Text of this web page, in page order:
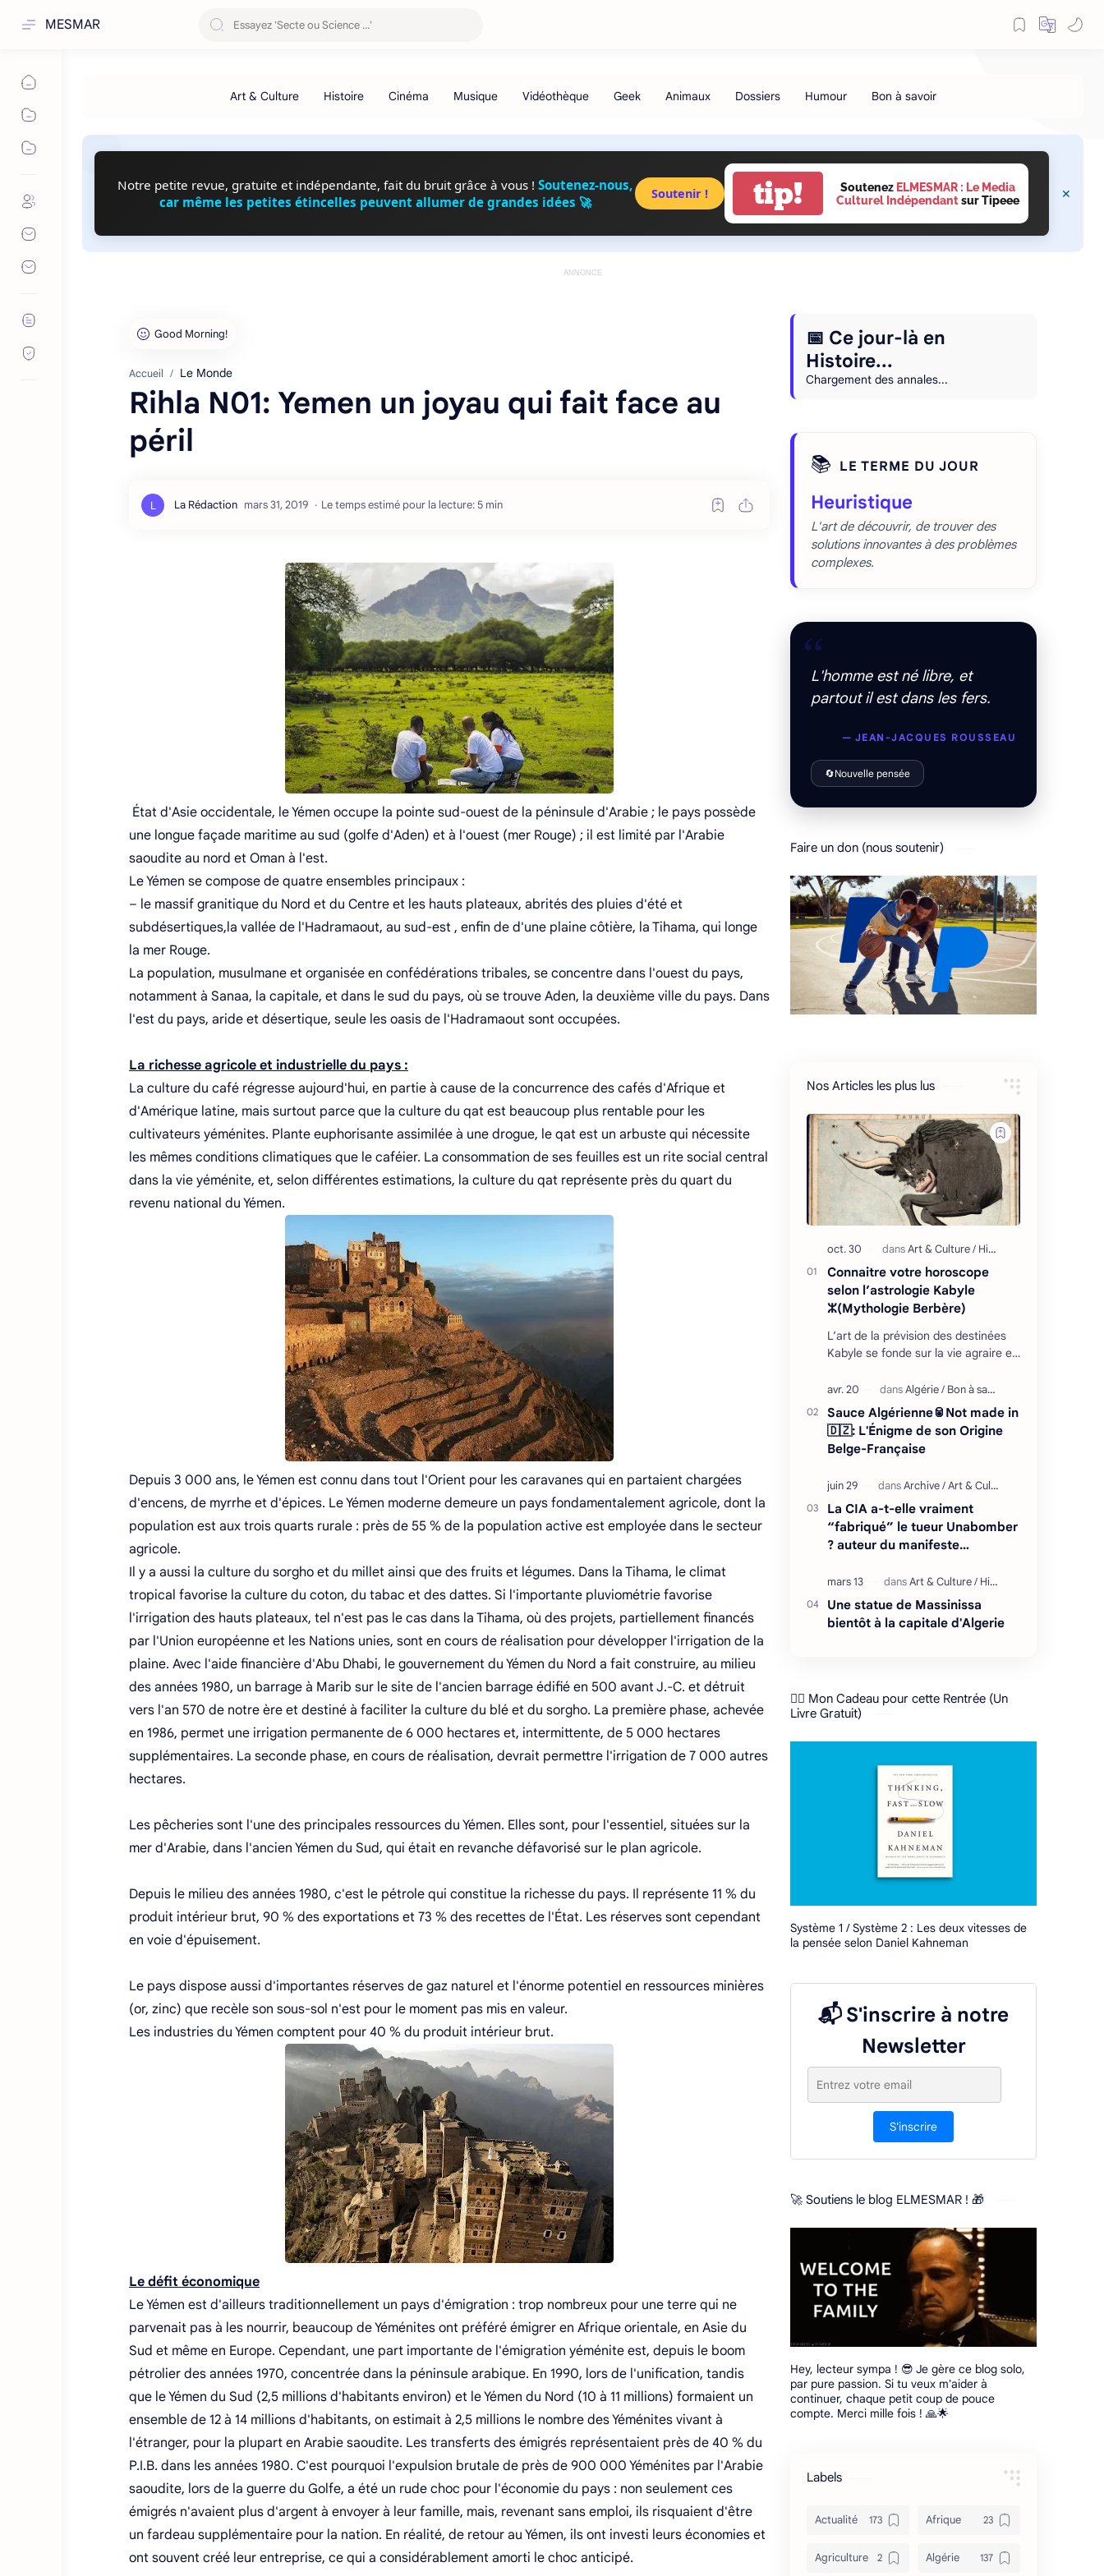
MESMAR
Notre petite revue, gratuite et indépendante, fait du bruit grâce à vous ! Soutenez-nous,
car même les petites étincelles peuvent allumer de grandes idées 🚀
Soutenir ! tip! Soutenez ELMESMAR : Le Media
Culturel Indépendantsur Tipeee
ANNONCE
Accueil Le Monde
Rihla N01: Yemen un joyau qui fait face au
péril
Le temps estimé pour la lecture: 5 min
État d'Asie occidentale, le Yémen occupe la pointe sud-ouest de la péninsule d'Arabie ; le pays possède
une longue façade maritime au sud (golfe d'Aden) et à l'ouest (mer Rouge) ; il est limité par l'Arabie
saoudite au nord et Oman à l'est.
Le Yémen se compose de quatre ensembles principaux :
– le massif granitique du Nord et du Centre et les hauts plateaux, abrités des pluies d'été et
subdésertiques,la vallée de l'Hadramaout, au sud-est , enfin de d'une plaine côtière, la Tihama, qui longe
la mer Rouge.
La population, musulmane et organisée en confédérations tribales, se concentre dans l'ouest du pays,
notamment à Sanaa, la capitale, et dans le sud du pays, où se trouve Aden, la deuxième ville du pays. Dans
l'est du pays, aride et désertique, seule les oasis de l'Hadramaout sont occupées.
La richesse agricole et industrielle du pays :
La culture du café régresse aujourd'hui, en partie à cause de la concurrence des cafés d'Afrique et
d'Amérique latine, mais surtout parce que la culture du qat est beaucoup plus rentable pour les
cultivateurs yéménites. Plante euphorisante assimilée à une drogue, le qat est un arbuste qui nécessite
les mêmes conditions climatiques que le caféier. La consommation de ses feuilles est un rite social central
dans la vie yéménite, et, selon différentes estimations, la culture du qat représente près du quart du
revenu national du Yémen.
Depuis 3 000 ans, le Yémen est connu dans tout l'Orient pour les caravanes qui en partaient chargées
d'encens, de myrrhe et d'épices. Le Yémen moderne demeure un pays fondamentalement agricole, dont la
population est aux trois quarts rurale : près de 55 % de la population active est employée dans le secteur
agricole.
Il y a aussi la culture du sorgho et du millet ainsi que des fruits et légumes. Dans la Tihama, le climat
tropical favorise la culture du coton, du tabac et des dattes. Si l'importante pluviométrie favorise
l'irrigation des hauts plateaux, tel n'est pas le cas dans la Tihama, où des projets, partiellement financés
par l'Union européenne et les Nations unies, sont en cours de réalisation pour développer l'irrigation de la
plaine. Avec l'aide financière d'Abu Dhabi, le gouvernement du Yémen du Nord a fait construire, au milieu
des années 1980, un barrage à Marib sur le site de l'ancien barrage édifié en 500 avant J.-C. et détruit
vers l'an 570 de notre ère et destiné à faciliter la culture du blé et du sorgho. La première phase, achevée
en 1986, permet une irrigation permanente de 6 000 hectares et, intermittente, de 5 000 hectares
supplémentaires. La seconde phase, en cours de réalisation, devrait permettre l'irrigation de 7 000 autres
hectares.
Les pêcheries sont l'une des principales ressources du Yémen. Elles sont, pour l'essentiel, situées sur la
mer d'Arabie, dans l'ancien Yémen du Sud, qui était en revanche défavorisé sur le plan agricole.
Depuis le milieu des années 1980, c'est le pétrole qui constitue la richesse du pays. Il représente 11 % du
produit intérieur brut, 90 % des exportations et 73 % des recettes de l'État. Les réserves sont cependant
en voie d'épuisement.
Le pays dispose aussi d'importantes réserves de gaz naturel et l'énorme potentiel en ressources minières
(or, zinc) que recèle son sous-sol n'est pour le moment pas mis en valeur.
Les industries du Yémen comptent pour 40 % du produit intérieur brut.
Le défit économique
Le Yémen est d'ailleurs traditionnellement un pays d'émigration : trop nombreux pour une terre qui ne
parvenait pas à les nourrir, beaucoup de Yéménites ont préféré émigrer en Afrique orientale, en Asie du
Sud et même en Europe. Cependant, une part importante de l'émigration yéménite est, depuis le boom
pétrolier des années 1970, concentrée dans la péninsule arabique. En 1990, lors de l'unification, tandis
que le Yémen du Sud (2,5 millions d'habitants environ) et le Yémen du Nord (10 à 11 millions) formaient un
ensemble de 12 à 14 millions d'habitants, on estimait à 2,5 millions le nombre des Yéménites vivant à
l'étranger, pour la plupart en Arabie saoudite. Les transferts des émigrés représentaient près de 40 % du
P.I.B. dans les années 1980. C'est pourquoi l'expulsion brutale de près de 900 000 Yéménites par l'Arabie
saoudite, lors de la guerre du Golfe, a été un rude choc pour l'économie du pays : non seulement ces
émigrés n'avaient plus d'argent à envoyer à leur famille, mais, revenant sans emploi, ils risquaient d'être
un fardeau supplémentaire pour la nation. En réalité, de retour au Yémen, ils ont investi leurs économies et
ont souvent créé leur entreprise, ce qui a considérablement amorti le choc anticipé.
📅 Ce jour-là en
Histoire...
Chargement des annales...
📚 LE TERME DU JOUR
Heuristique
L'art de découvrir, de trouver des
solutions innovantes à des problèmes
complexes.
“
L'homme est né libre, et
partout il est dans les fers.
— JEAN-JACQUES ROUSSEAU
🔄Nouvelle pensée
Faire un don (nous soutenir)
Nos Articles les plus lus
Connaitre votre horoscope
selon l’astrologie Kabyle
ⵣ(Mythologie Berbère)
L’art de la prévision des destinées
Kabyle se fonde sur la vie agraire et
avec son environnement : retour
cycliq…
Sauce Algérienne🥫Not made in
🇩🇿: L'Énigme de son Origine
Belge-Française
La CIA a-t-elle vraiment
“fabriqué” le tueur Unabomber
? auteur du manifeste
technologique"
Une statue de Massinissa
bientôt à la capitale d'Algerie
❤️‍🔥 Mon Cadeau pour cette Rentrée (Un
Livre Gratuit)
Système 1 / Système 2 : Les deux vitesses de
la pensée selon Daniel Kahneman
📬 S'inscrire à notre
Newsletter
S'inscrire
🚀 Soutiens le blog ELMESMAR ! 🎁
Hey, lecteur sympa ! 😎 Je gère ce blog solo,
par pure passion. Si tu veux m'aider à
continuer, chaque petit coup de pouce
compte. Merci mille fois ! 🙏🌟
Labels
Actualité Afrique
Agriculture Algérie